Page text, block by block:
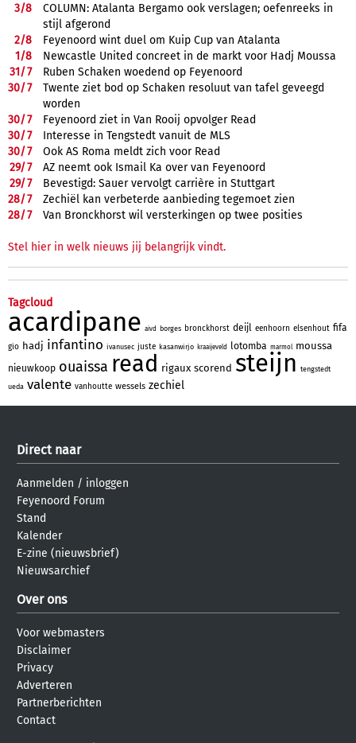
3/8
COLUMN: Atalanta Bergamo ook verslagen; oefenreeks in
stijl afgerond
2/8
Feyenoord wint duel om Kuip Cup van Atalanta
1/8
Newcastle United concreet in de markt voor Hadj Moussa
31/7
Ruben Schaken woedend op Feyenoord
30/7
Twente ziet bod op Schaken resoluut van tafel geveegd
worden
30/7
Feyenoord ziet in Van Rooij opvolger Read
30/7
Interesse in Tengstedt vanuit de MLS
30/7
Ook AS Roma meldt zich voor Read
29/7
AZ neemt ook Ismail Ka over van Feyenoord
29/7
Bevestigd: Sauer vervolgt carrière in Stuttgart
28/7
Zechiël kan verbeterde aanbieding tegemoet zien
28/7 Van Bronckhorst wil versterkingen op twee posities
Stel hier in welk nieuws jij belangrijk vindt.
Tagcloud
acardipane aivd borges bronckhorst deijl eenhoorn elsenhout fifa
gio hadj infantino ivanusec juste kasanwirjo kraaijeveld lotomba marmol moussa
nieuwkoop ouaissa read rigaux scorend steijn tengstedt
ueda valente vanhoutte wessels zechiel
Direct naar
Aanmelden / inloggen
Feyenoord Forum
Stand
Kalender
E-zine (nieuwsbrief)
Nieuwsarchief
Over ons
Voor webmasters
Disclaimer
Privacy
Adverteren
Partnerberichten
Contact